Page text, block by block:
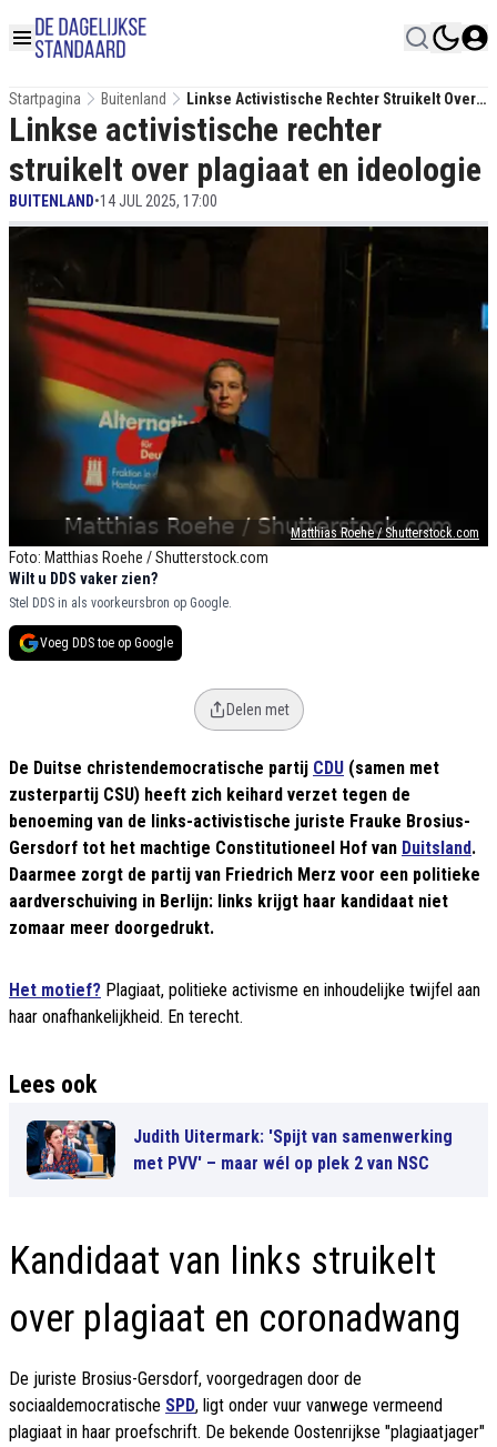
Startpagina Buitenland
Linkse Activistische Rechter Struikelt Over
Plagiaat En Ideologie
Matthias Roehe / Shutterstock.com
Foto: Matthias Roehe / Shutterstock.com
Linkse activistische rechter
struikelt over plagiaat en ideologie
BUITENLAND•14 JUL 2025, 17:00
Wilt u DDS vaker zien?
Stel DDS in als voorkeursbron op Google.
Voeg DDS toe op Google
Delen met
De Duitse christendemocratische partij CDU (samen met
zusterpartij CSU) heeft zich keihard verzet tegen de
benoeming van de links-activistische juriste Frauke Brosius-
Gersdorf tot het machtige Constitutioneel Hof van Duitsland.
Daarmee zorgt de partij van Friedrich Merz voor een politieke
aardverschuiving in Berlijn: links krijgt haar kandidaat niet
zomaar meer doorgedrukt.
Het motief? Plagiaat, politieke activisme en inhoudelijke twijfel aan
haar onafhankelijkheid. En terecht.
Lees ook
Judith Uitermark: 'Spijt van samenwerking
met PVV' – maar wél op plek 2 van NSC
Kandidaat van links struikelt
over plagiaat en coronadwang
De juriste Brosius-Gersdorf, voorgedragen door de
sociaaldemocratische SPD, ligt onder vuur vanwege vermeend
plagiaat in haar proefschrift. De bekende Oostenrijkse "plagiaatjager"